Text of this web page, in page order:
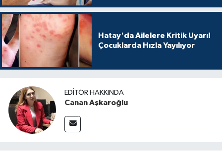
Hatay'da Ailelere Kritik Uyarı!
Çocuklarda Hızla Yayılıyor
EDITÖR HAKKINDA
Canan Aşkaroğlu